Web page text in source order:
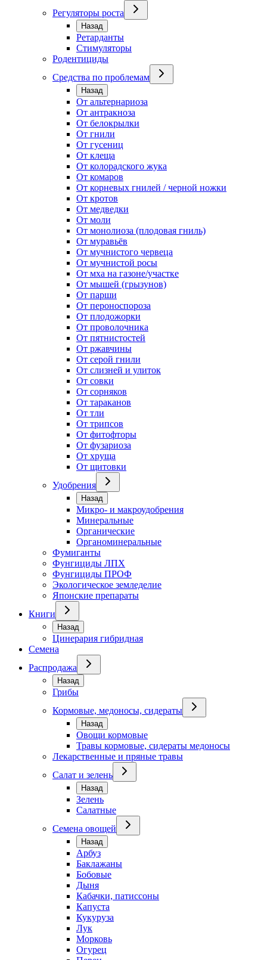
Регуляторы роста
Назад
Ретарданты
Стимуляторы
Родентициды
Средства по проблемам
Назад
От альтернариоза
От антракноза
От белокрылки
От гнили
От гусениц
От клеща
От колорадского жука
От комаров
От корневых гнилей / черной ножки
От кротов
От медведки
От моли
От монолиоза (плодовая гниль)
От муравьёв
От мучнистого червеца
От мучнистой росы
От мха на газоне/участке
От мышей (грызунов)
От парши
От пероноспороза
От плодожорки
От проволочника
От пятнистостей
От ржавчины
От серой гнили
От слизней и улиток
От совки
От сорняков
От тараканов
От тли
От трипсов
От фитофторы
От фузариоза
От хруща
От щитовки
Удобрения
Назад
Микро- и макроудобрения
Минеральные
Органические
Органоминеральные
Фумиганты
Фунгициды ЛПХ
Фунгициды ПРОФ
Экологическое земледелие
Японские препараты
Книги
Назад
Цинерария гибридная
Семена
Распродажа
Назад
Грибы
Кормовые, медоносы, сидераты
Назад
Овощи кормовые
Травы кормовые, сидераты медоносы
Лекарственные и пряные травы
Салат и зелень
Назад
Зелень
Салатные
Семена овощей
Назад
Арбуз
Баклажаны
Бобовые
Дыня
Кабачки, патиссоны
Капуста
Кукуруза
Лук
Морковь
Огурец